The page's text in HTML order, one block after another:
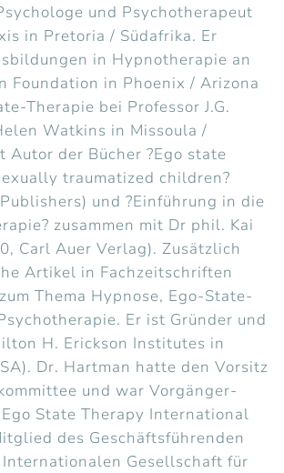
und Psychotherapeut
in Pretoria / Südafrika. Er
in Hypnotherapie an
Foundation in Phoenix / Arizona
Therapie bei Professor J.G.
Watkins in Missoula /
Autor der Bücher ?Ego state
traumatized children?
und ?Einführung in die
zusammen mit Dr phil. Kai
Carl Auer Verlag). Zusätzlich
Artikel in Fachzeitschriften
Thema Hypnose, Ego-State-
Er ist Gründer und
H. Erickson Institutes in
Dr. Hartman hatte den Vorsitz
und war Vorgänger-
State Therapy International
des Geschäftsführenden
Gesellschaft für